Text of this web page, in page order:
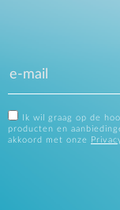
Ik wil graag op de
producten en
akkoord met onze